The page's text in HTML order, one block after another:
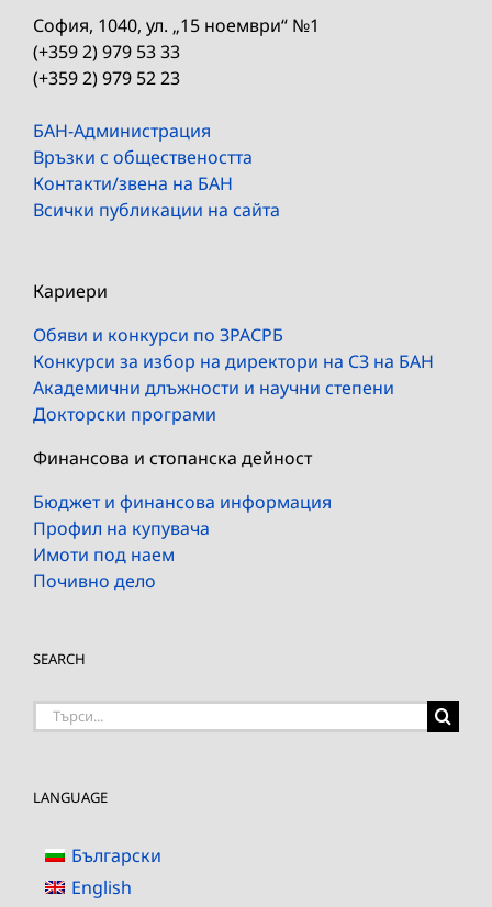
София, 1040, ул. „15 ноември“ №1
(+359 2) 979 53 33
(+359 2) 979 52 23
БАН-Администрация
Връзки с обществеността
Контакти/звена на БАН
Всички публикации на сайта
Кариери
Обяви и конкурси по ЗРАСРБ
Конкурси за избор на директори на СЗ на БАН
Академични длъжности и научни степени
Докторски програми
Финансова и стопанска дейност
Бюджет и финансова информация
Профил на купувача
Имоти под наем
Почивно дело
SEARCH
Търсене
LANGUAGE
Български
English